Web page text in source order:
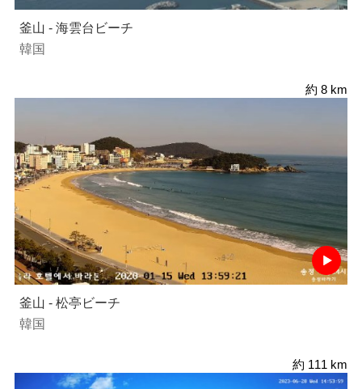
釜山 - 海雲台ビーチ
韓国
約 8 km
釜山 - 松亭ビーチ
韓国
約 111 km